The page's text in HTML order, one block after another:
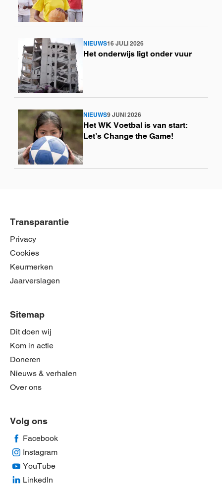
NIEUWS16 JULI 2026
Het onderwijs ligt onder vuur
Lees
meer
NIEUWS9 JUNI 2026
Het WK Voetbal is van start:
Let’s Change the Game!
Lees
meer
Transparantie
Privacy
Cookies
Keurmerken
Jaarverslagen
Sitemap
Dit doen wij
Kom in actie
Doneren
Nieuws & verhalen
Over ons
Volg ons
Facebook
Instagram
YouTube
LinkedIn